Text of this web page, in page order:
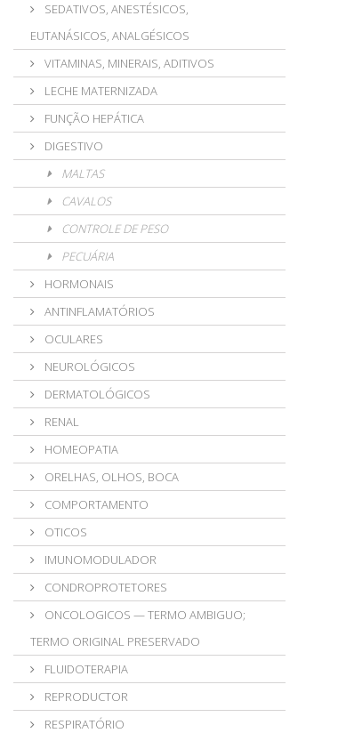
SEDATIVOS, ANESTÉSICOS,
EUTANÁSICOS, ANALGÉSICOS
VITAMINAS, MINERAIS, ADITIVOS
LECHE MATERNIZADA
FUNÇÃO HEPÁTICA
DIGESTIVO
MALTAS
CAVALOS
CONTROLE DE PESO
PECUÁRIA
HORMONAIS
ANTINFLAMATÓRIOS
OCULARES
NEUROLÓGICOS
DERMATOLÓGICOS
RENAL
HOMEOPATIA
ORELHAS, OLHOS, BOCA
COMPORTAMENTO
OTICOS
IMUNOMODULADOR
CONDROPROTETORES
ONCOLOGICOS — TERMO AMBIGUO;
TERMO ORIGINAL PRESERVADO
FLUIDOTERAPIA
REPRODUCTOR
RESPIRATÓRIO